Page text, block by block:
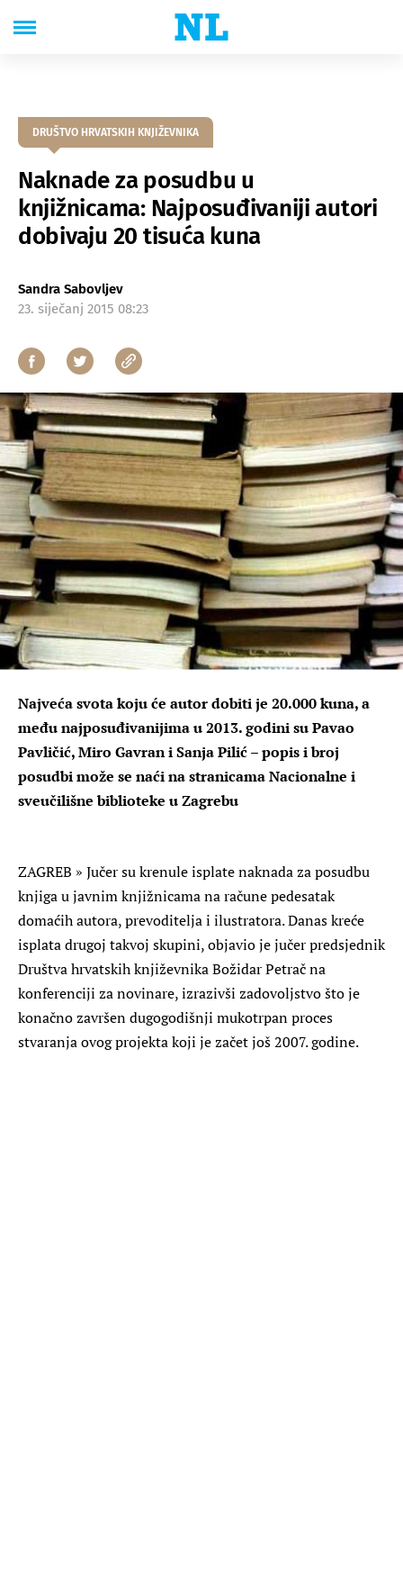
DRUŠTVO HRVATSKIH KNJIŽEVNIKA
Naknade za posudbu u
knjižnicama: Najposuđivaniji autori
dobivaju 20 tisuća kuna
Sandra Sabovljev
23. siječanj 2015 08:23
Najveća svota koju će autor dobiti je 20.000 kuna, a
među najposuđivanijima u 2013. godini su Pavao
Pavličić, Miro Gavran i Sanja Pilić – popis i broj
posudbi može se naći na stranicama Nacionalne i
sveučilišne biblioteke u Zagrebu
ZAGREB » Jučer su krenule isplate naknada za posudbu
knjiga u javnim knjižnicama na račune pedesatak
domaćih autora, prevoditelja i ilustratora. Danas kreće
isplata drugoj takvoj skupini, objavio je jučer predsjednik
Društva hrvatskih književnika Božidar Petrač na
konferenciji za novinare, izrazivši zadovoljstvo što je
konačno završen dugogodišnji mukotrpan proces
stvaranja ovog projekta koji je začet još 2007. godine.